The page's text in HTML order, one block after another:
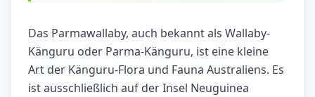
Das Parmawallaby, auch bekannt als Wallaby-
Känguru oder Parma-Känguru, ist eine kleine
Art der Känguru-Flora und Fauna Australiens. Es
ist ausschließlich auf der Insel Neuguinea